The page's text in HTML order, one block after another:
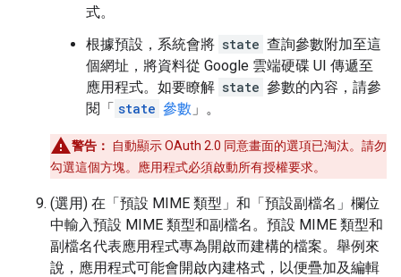
式。
根據預設，系統會將 state 查詢參數附加至這
個網址，將資料從 Google 雲端硬碟 UI 傳遞至
應用程式。如要瞭解 state 參數的內容，請參
閱「 state 參數 」。
警告：
自動顯示 OAuth 2.0 同意畫面的選項已淘汰。請勿
勾選這個方塊。應用程式必須啟動所有授權要求。
(選用) 在「預設 MIME 類型」 和「預設副檔名」 欄位
中輸入預設 MIME 類型和副檔名。預設 MIME 類型和
副檔名代表應用程式專為開啟而建構的檔案。舉例來
說，應用程式可能會開啟內建格式，以便疊加及編輯